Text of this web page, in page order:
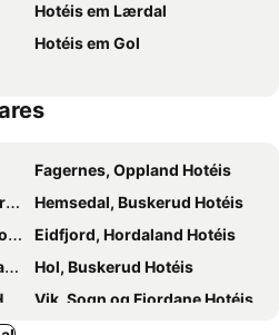
Hotéis em Lærdal
Hotéis em Gol
Fagernes, Oppland Hotéis
Hemsedal, Buskerud Hotéis
Eidfjord, Hordaland Hotéis
Hol, Buskerud Hotéis
Vik, Sogn og Fjordane Hotéis